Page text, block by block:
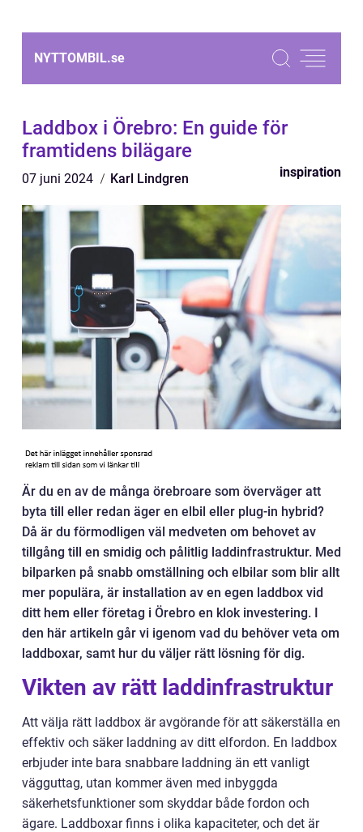
NYTTOMBIL.se
Laddbox i Örebro: En guide för
framtidens bilägare
07 juni 2024 Karl Lindgren inspiration
Är du en av de många örebroare som överväger att
byta till eller redan äger en elbil eller plug-in hybrid?
Då är du förmodligen väl medveten om behovet av
tillgång till en smidig och pålitlig laddinfrastruktur. Med
bilparken på snabb omställning och elbilar som blir allt
mer populära, är installation av en egen laddbox vid
ditt hem eller företag i Örebro en klok investering. I
den här artikeln går vi igenom vad du behöver veta om
laddboxar, samt hur du väljer rätt lösning för dig.
Vikten av rätt laddinfrastruktur
Att välja rätt laddbox är avgörande för att säkerställa en
effektiv och säker laddning av ditt elfordon. En laddbox
erbjuder inte bara snabbare laddning än ett vanligt
vägguttag, utan kommer även med inbyggda
säkerhetsfunktioner som skyddar både fordon och
ägare. Laddboxar finns i olika kapaciteter, och det är